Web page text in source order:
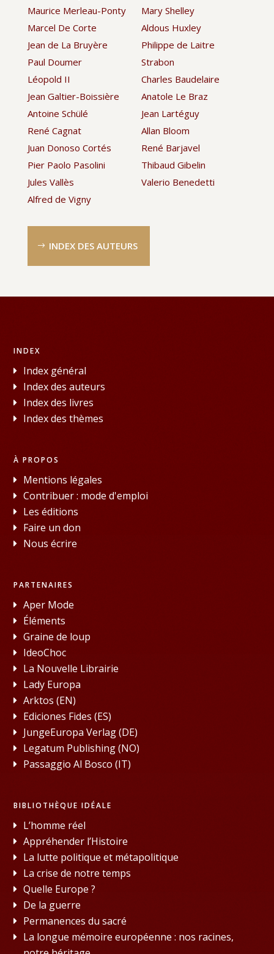
Maurice Merleau-Ponty
Marcel De Corte
Jean de La Bruyère
Paul Doumer
Léopold II
Jean Galtier-Boissière
Antoine Schülé
René Cagnat
Juan Donoso Cortés
Pier Paolo Pasolini
Jules Vallès
Alfred de Vigny
Mary Shelley
Aldous Huxley
Philippe de Laitre
Strabon
Charles Baudelaire
Anatole Le Braz
Jean Lartéguy
Allan Bloom
René Barjavel
Thibaud Gibelin
Valerio Benedetti
INDEX DES AUTEURS
INDEX
Index général
Index des auteurs
Index des livres
Index des thèmes
À PROPOS
Mentions légales
Contribuer : mode d'emploi
Les éditions
Faire un don
Nous écrire
PARTENAIRES
Aper Mode
Éléments
Graine de loup
IdeoChoc
La Nouvelle Librairie
Lady Europa
Arktos (EN)
Ediciones Fides (ES)
JungeEuropa Verlag (DE)
Legatum Publishing (NO)
Passaggio Al Bosco (IT)
BIBLIOTHÈQUE IDÉALE
L’homme réel
Appréhender l’Histoire
La lutte politique et métapolitique
La crise de notre temps
Quelle Europe ?
De la guerre
Permanences du sacré
La longue mémoire européenne : nos racines,